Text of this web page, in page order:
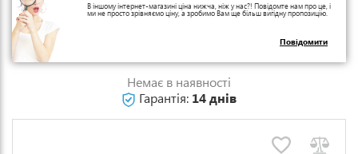
В іншому інтернет-магазині ціна нижча, ніж у нас?! Повідомте нам про це, і
ми не просто зрівняємо ціну, а зробимо Вам ще більш вигідну пропозицію.
Повідомити
Немає в наявності
Гарантія: 14 днів